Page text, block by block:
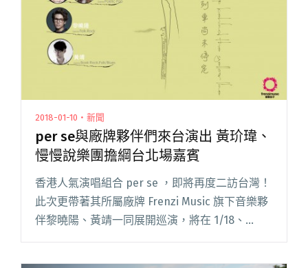
2018-01-10・新聞
per se與廠牌夥伴們來台演出 黃玠瑋、
慢慢說樂團擔綱台北場嘉賓
香港人氣演唱組合 per se ，即將再度二訪台灣！
此次更帶著其所屬廠牌 Frenzi Music 旗下音樂夥
伴黎曉陽、黃靖一同展開巡演，將在 1/18、